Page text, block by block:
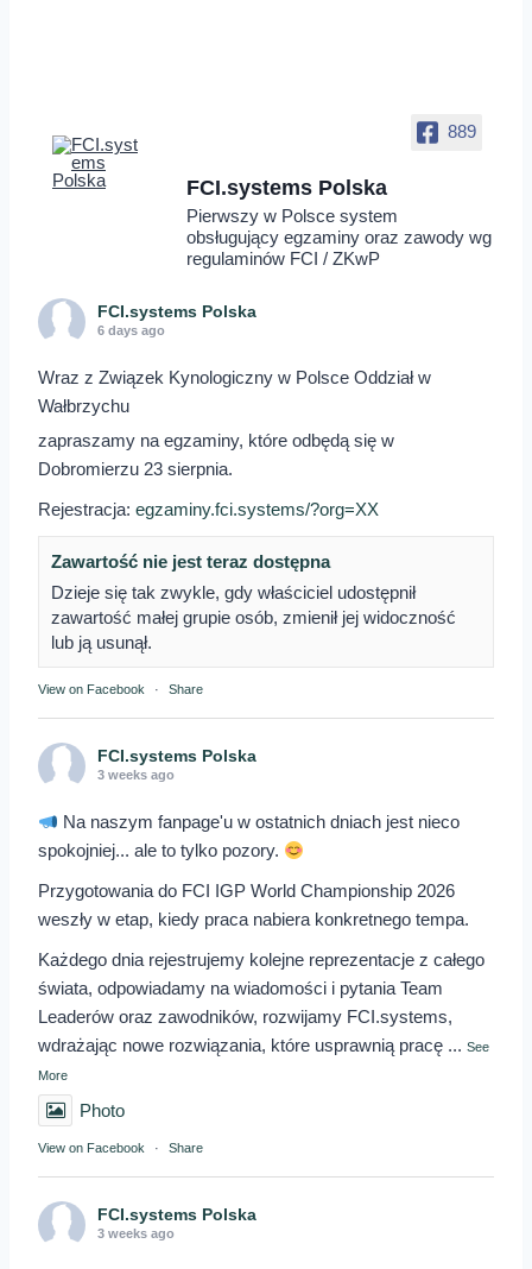
889
FCI.systems Polska
Pierwszy w Polsce system
obsługujący egzaminy oraz zawody wg
regulaminów FCI / ZKwP
FCI.systems Polska
6 days ago
Wraz z Związek Kynologiczny w Polsce Oddział w
Wałbrzychu
zapraszamy na egzaminy, które odbędą się w
Dobromierzu 23 sierpnia.
Rejestracja: egzaminy.fci.systems/?org=XX
Zawartość nie jest teraz dostępna
Dzieje się tak zwykle, gdy właściciel udostępnił
zawartość małej grupie osób, zmienił jej widoczność
lub ją usunął.
View on Facebook · Share
FCI.systems Polska
3 weeks ago
Na naszym fanpage'u w ostatnich dniach jest nieco
spokojniej... ale to tylko pozory.
Przygotowania do FCI IGP World Championship 2026
weszły w etap, kiedy praca nabiera konkretnego tempa.
Każdego dnia rejestrujemy kolejne reprezentacje z całego
świata, odpowiadamy na wiadomości i pytania Team
Leaderów oraz zawodników, rozwijamy FCI.systems,
wdrażając nowe rozwiązania, które usprawnią pracę ... See
More
Photo
View on Facebook · Share
FCI.systems Polska
3 weeks ago